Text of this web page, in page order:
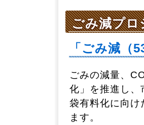
ごみ減プロ
「ごみ減（
ごみの減量、
化」を推進し、
袋有料化に向け
ます。